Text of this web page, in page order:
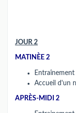
JOUR 2
MATINÈE 2
Accueil d'un
APRÈS-MIDI 2